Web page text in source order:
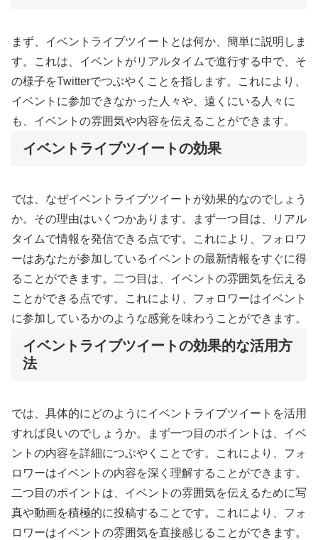
まず、イベントライブツイートとは何か、簡単に説明しま
す。これは、イベントがリアルタイムで進行する中で、そ
の様子をTwitterでつぶやくことを指します。これにより、
イベントに参加できなかった人々や、遠くにいる人々に
も、イベントの雰囲気や内容を伝えることができます。
イベントライブツイートの効果
では、なぜイベントライブツイートが効果的なのでしょう
か。その理由はいくつかあります。まず一つ目は、リアル
タイムで情報を発信できる点です。これにより、フォロワ
ーはあなたが参加しているイベントの最新情報をすぐに得
ることができます。二つ目は、イベントの雰囲気を伝える
ことができる点です。これにより、フォロワーはイベント
に参加しているかのような感覚を味わうことができます。
イベントライブツイートの効果的な活用方
法
では、具体的にどのようにイベントライブツイートを活用
すれば良いのでしょうか。まず一つ目のポイントは、イベ
ントの内容を詳細につぶやくことです。これにより、フォ
ロワーはイベントの内容を深く理解することができます。
二つ目のポイントは、イベントの雰囲気を伝えるために写
真や動画を積極的に投稿することです。これにより、フォ
ロワーはイベントの雰囲気を直接感じることができます。